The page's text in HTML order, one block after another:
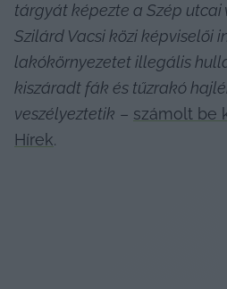
tárgyát képezte a Szép
Szilárd Vacsi közi képviselői
lakókörnyezetet illegális
kiszáradt fák és tűzrakó
veszélyeztetik – számolt be
Hírek.